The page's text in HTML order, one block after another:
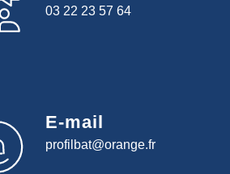
03 22 23 57 64
E-mail
profilbat@orange.fr